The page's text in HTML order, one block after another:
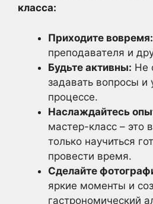
класса:
Приходите вовремя:
преподавателя и
Будьте активны: Не
задавать вопросы и
процессе.
Наслаждайтесь
мастер-класс – это
только научиться
провести время.
Сделайте
яркие моменты и
гастрономический